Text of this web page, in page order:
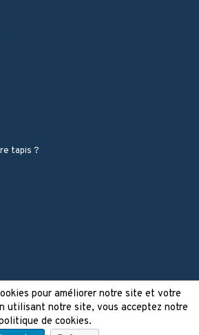
tapis ?
pour améliorer notre site et votre
utilisant notre site, vous acceptez notre
de cookies.